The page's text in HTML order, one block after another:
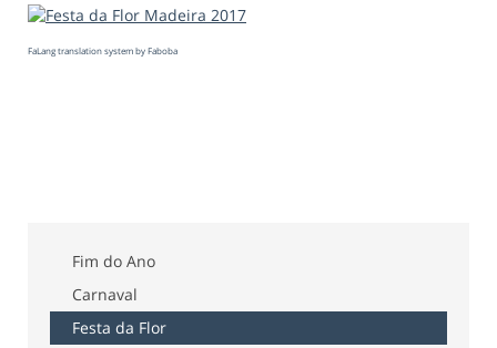
FaLang translation system by Faboba
Fim do Ano
Carnaval
Festa da Flor